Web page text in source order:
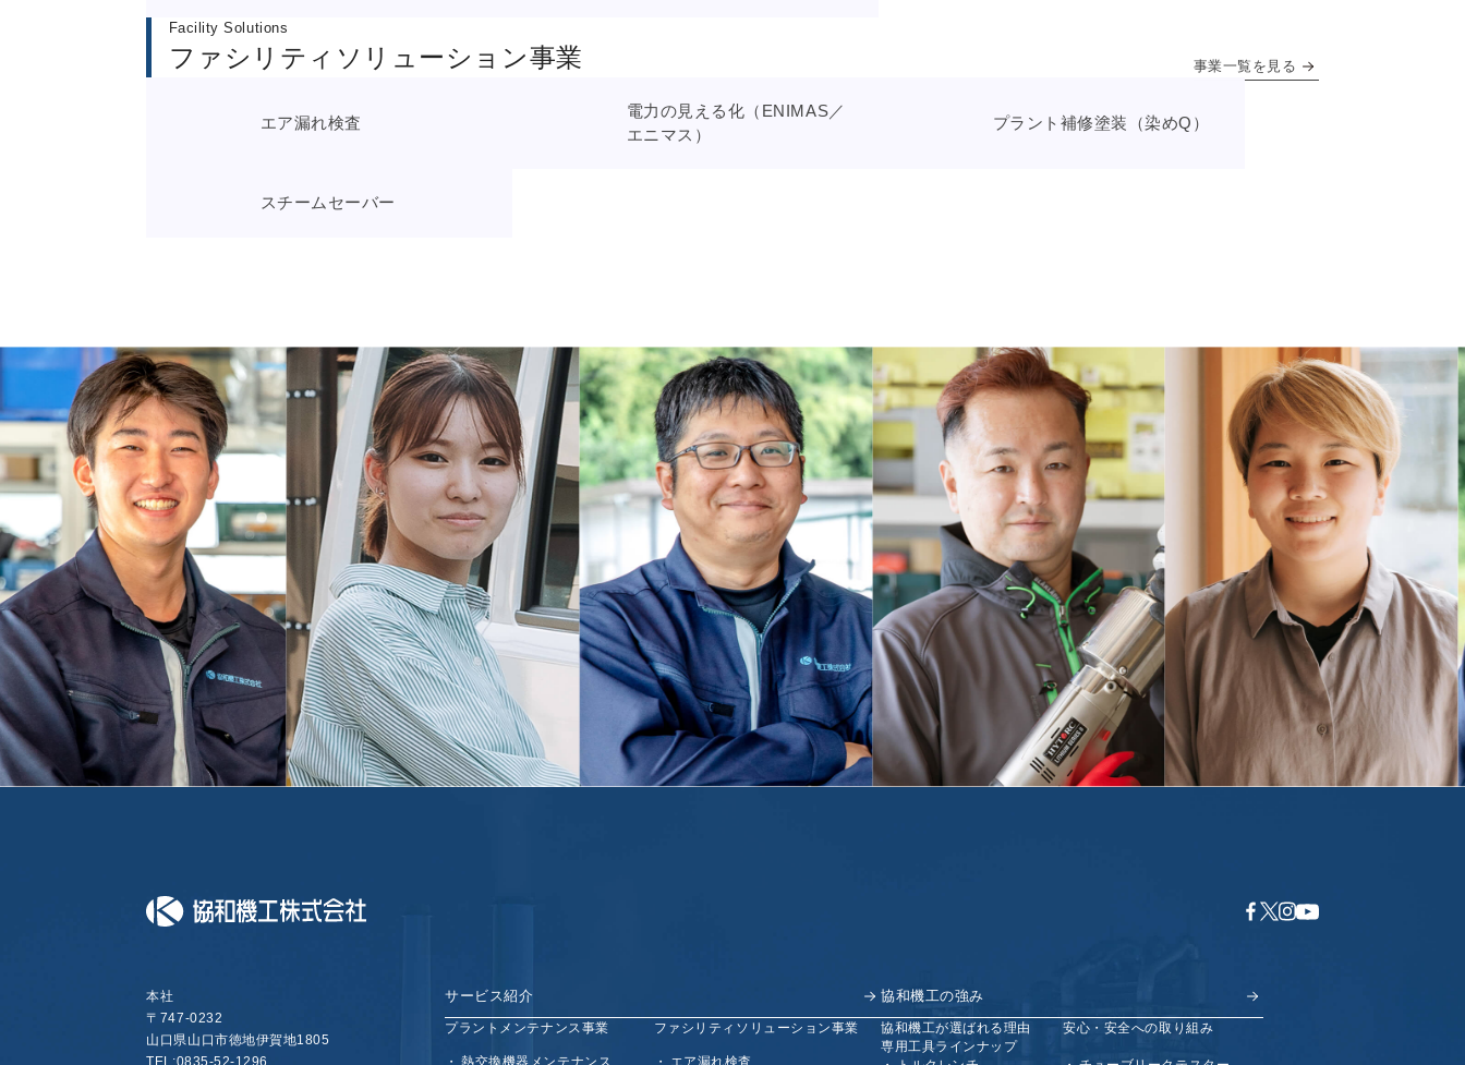
Facility Solutions
ファシリティソリューション事業 事業一覧を見る
エア漏れ検査
電力の見える化（ENIMAS／
エニマス）
プラント補修塗装（染めQ）
スチームセーバー
サービス紹介
プラントメンテナンス事業
熱交換機器メンテナンス
ファシリティソリューション事業
エア漏れ検査
協和機工の強み
協和機工が選ばれる理由
安心・安全への取り組み
専用工具ラインナップ
本社
〒747-0232
山口県山口市徳地伊賀地1805
TEL:0835-52-1296